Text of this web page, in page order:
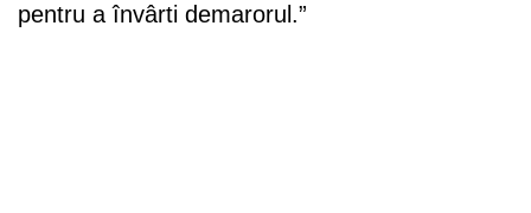
pentru a învârti demarorul.”